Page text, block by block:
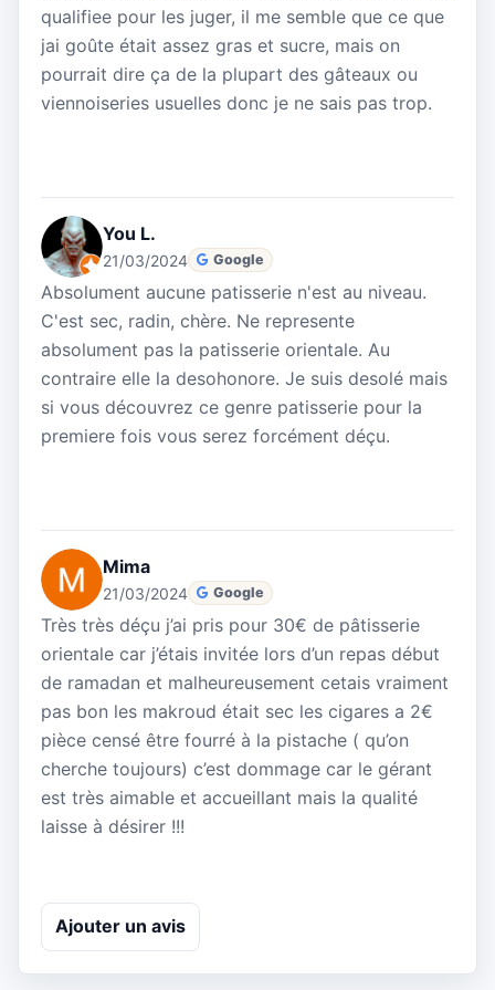
qualifiee pour les juger, il me semble que ce que
jai goûte était assez gras et sucre, mais on
pourrait dire ça de la plupart des gâteaux ou
viennoiseries usuelles donc je ne sais pas trop.
You L.
21/03/2024 Google
Absolument aucune patisserie n'est au niveau.
C'est sec, radin, chère. Ne represente
absolument pas la patisserie orientale. Au
contraire elle la desohonore. Je suis desolé mais
si vous découvrez ce genre patisserie pour la
premiere fois vous serez forcément déçu.
Mima
21/03/2024 Google
Très très déçu j’ai pris pour 30€ de pâtisserie
orientale car j’étais invitée lors d’un repas début
de ramadan et malheureusement cetais vraiment
pas bon les makroud était sec les cigares a 2€
pièce censé être fourré à la pistache ( qu’on
cherche toujours) c’est dommage car le gérant
est très aimable et accueillant mais la qualité
laisse à désirer !!!
Ajouter un avis